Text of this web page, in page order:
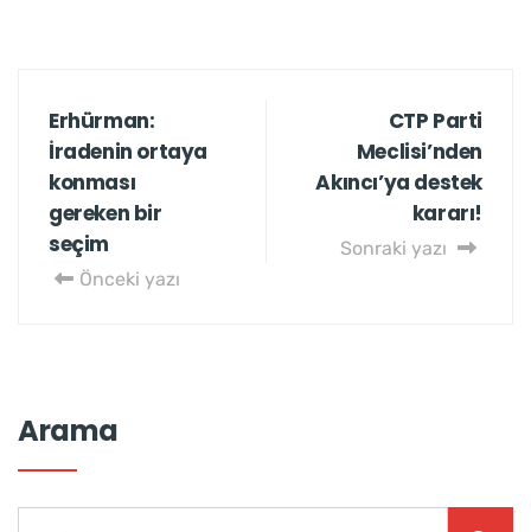
Erhürman:
İradenin ortaya
konması
gereken bir
seçim
Önceki yazı
CTP Parti
Meclisi’nden
Akıncı’ya destek
kararı!
Sonraki yazı
Arama